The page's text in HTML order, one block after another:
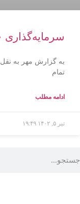
سرمایه‌گذاری ۴۰ میلیارد دلاری کاخ سفید در پهنای باند
به گزارش مهر به
تمام
ادامه مطلب
تیر ۵, ۱۴۰۲ ۱۹:۴۹